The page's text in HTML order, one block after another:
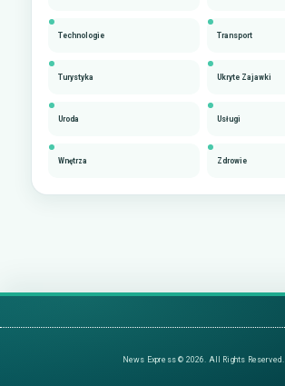
Technologie Transport
Turystyka Ukryte Zajawki
Uroda Usługi
Wnętrza Zdrowie
News Express © 2026. All Rights Reserved.